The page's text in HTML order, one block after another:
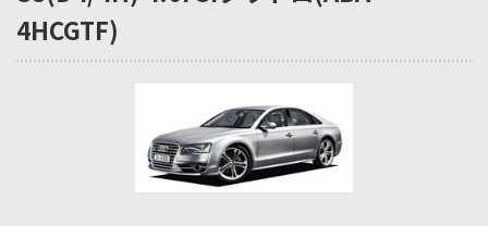
4HCGTF)